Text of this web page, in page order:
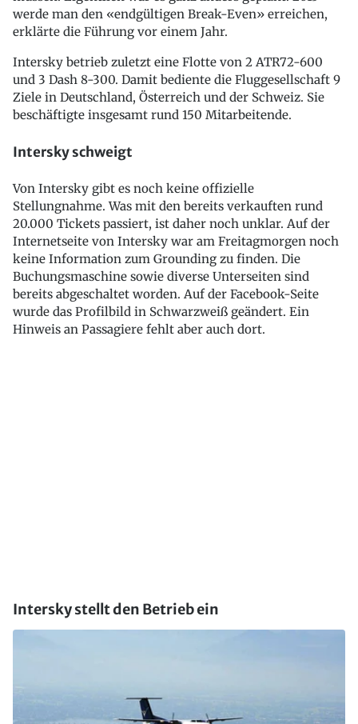
werde man den «endgültigen Break-Even» erreichen,
erklärte die Führung vor einem Jahr.
Intersky betrieb zuletzt eine Flotte von 2 ATR72-600
und 3 Dash 8-300. Damit bediente die Fluggesellschaft 9
Ziele in Deutschland, Österreich und der Schweiz. Sie
beschäftigte insgesamt rund 150 Mitarbeitende.
Intersky schweigt
Von Intersky gibt es noch keine offizielle
Stellungnahme. Was mit den bereits verkauften rund
20.000 Tickets passiert, ist daher noch unklar. Auf der
Internetseite von Intersky war am Freitagmorgen noch
keine Information zum Grounding zu finden. Die
Buchungsmaschine sowie diverse Unterseiten sind
bereits abgeschaltet worden. Auf der Facebook-Seite
wurde das Profilbild in Schwarzweiß geändert. Ein
Hinweis an Passagiere fehlt aber auch dort.
Intersky stellt den Betrieb ein